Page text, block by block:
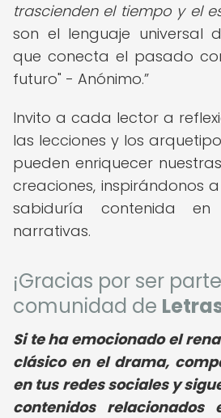
trascienden el tiempo y el
son el lenguaje universal
que conecta el pasado
futuro" - Anónimo.
Invito a cada lector a
las lecciones y los
pueden enriquecer
creaciones, inspirándonos
sabiduría contenida en
narrativas.
¡Gracias por ser
comunidad de
Si te ha emocionado el
clásico en el drama,
en tus redes sociales y
contenidos relacionados